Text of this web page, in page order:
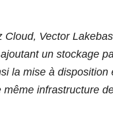
Cloud, Vector
un stockage
la mise à disposition
même infrastructure